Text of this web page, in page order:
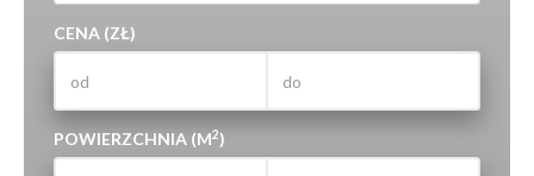
CENA (ZŁ)
POWIERZCHNIA (M2)